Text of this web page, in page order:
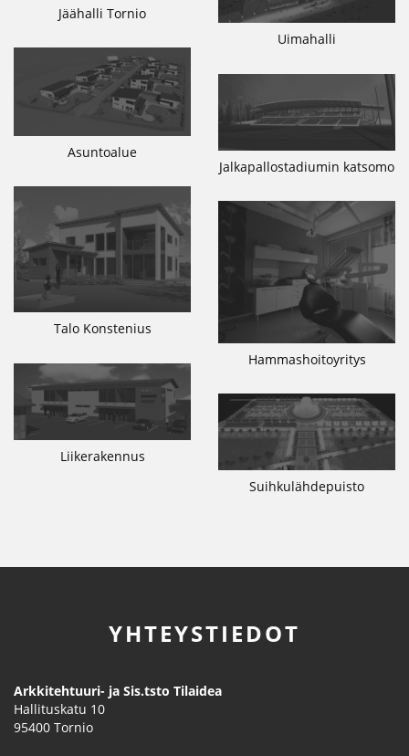
Jäähalli Tornio
Uimahalli
Asuntoalue
Jalkapallostadiumin katsomo
Talo Konstenius
Hammashoitoyritys
Liikerakennus
Suihkulähdepuisto
YHTEYSTIEDOT
Arkkitehtuuri- ja Sis.tsto Tilaidea
Hallituskatu 10
95400 Tornio